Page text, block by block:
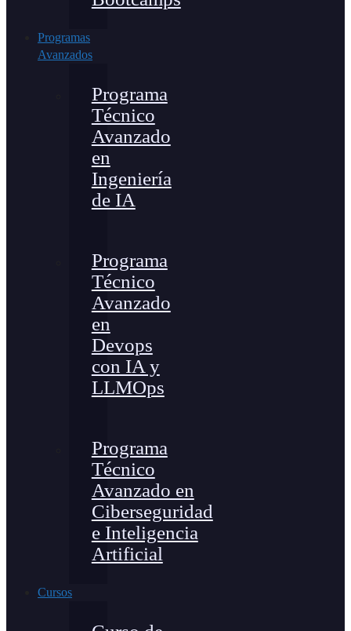
Programas
Avanzados
Programa
Técnico
Avanzado
en
Ingeniería
de IA
Programa
Técnico
Avanzado
en
Devops
con IA y
LLMOps
Programa
Técnico
Avanzado en
Ciberseguridad
e Inteligencia
Artificial
Cursos